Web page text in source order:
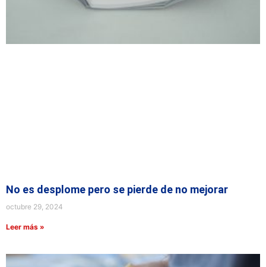
No es desplome pero se pierde de no mejorar
octubre 29, 2024
Leer más »